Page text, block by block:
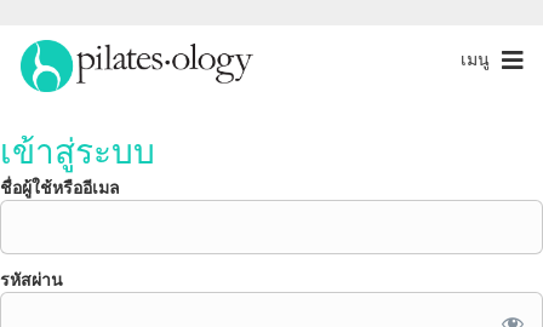
เมนู
เข้าสู่ระบบ
ชื่อผู้ใช้หรืออีเมล
รหัสผ่าน